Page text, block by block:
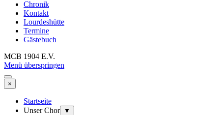
Chronik
Kontakt
Lourdeshütte
Termine
Gästebuch
MCB 1904 E.V.
Menü überspringen
×
Startseite
Unser Chor
▼